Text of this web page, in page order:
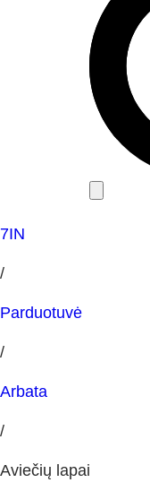
7IN
/
Parduotuvė
/
Arbata
/
Aviečių lapai